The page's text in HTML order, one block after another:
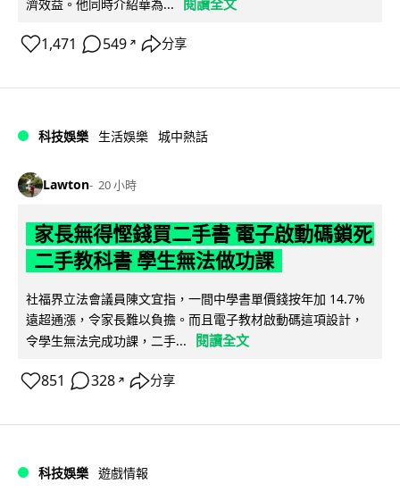
濟效益。他同時介紹華為...
1,471 549 ↗ 分享
科技娛樂 生活娛樂 城中熱話
Lawton 20 小時
家長無得慳錢買二手書 電子啟動碼鎖死
二手教科書 學生無法做功課
社福界立法會議員陳文宜指，一間中學書單價錢按年加 14.7%
遠超通漲，令家長難以負擔。而且電子教材啟動碼這項設計，
令學生無法完成功課，二手...
閱讀全文
851 328 ↗ 分享
科技娛樂 遊戲情報